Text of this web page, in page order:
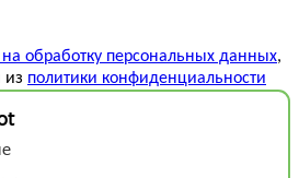
на обработку персональных данных,
из политики конфиденциальности